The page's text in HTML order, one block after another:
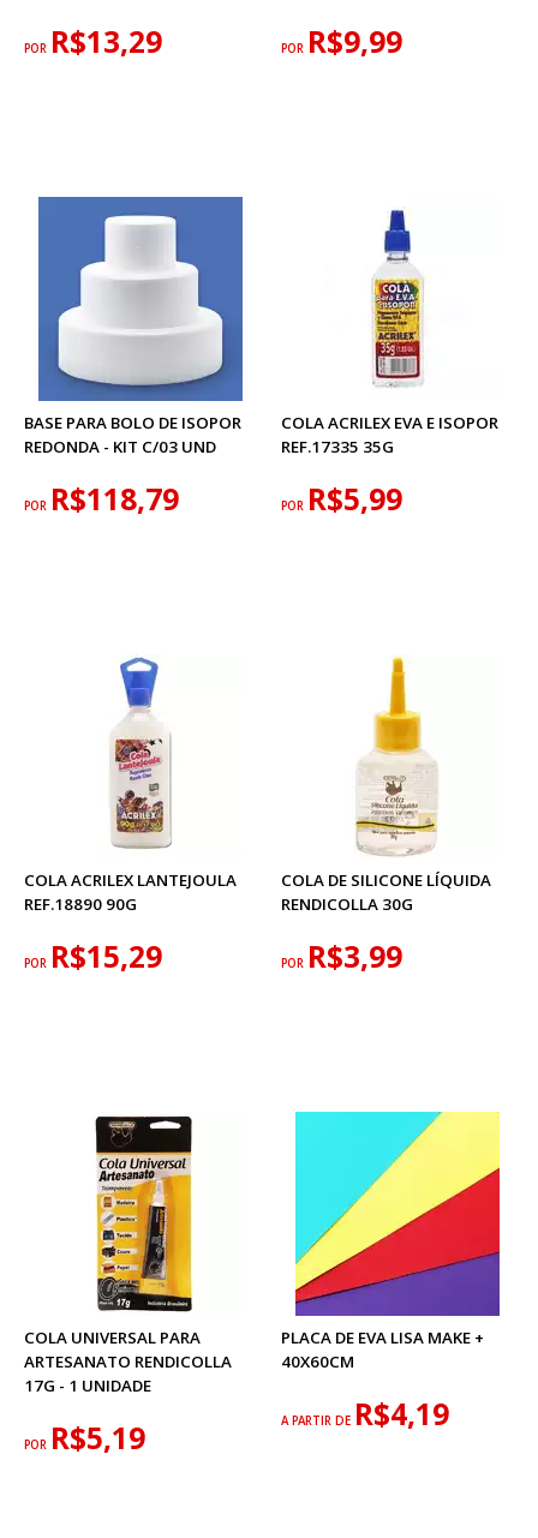
POR R$13,29 POR R$9,99
BASE PARA BOLO DE ISOPOR
REDONDA - KIT C/03 UND
POR R$118,79
COLA ACRILEX EVA E ISOPOR
REF.17335 35G
POR R$5,99
COLA ACRILEX LANTEJOULA
REF.18890 90G
POR R$15,29
COLA DE SILICONE LÍQUIDA
RENDICOLLA 30G
POR R$3,99
COLA UNIVERSAL PARA
ARTESANATO RENDICOLLA
17G - 1 UNIDADE
POR R$5,19
PLACA DE EVA LISA MAKE +
40X60CM
A PARTIR DE R$4,19